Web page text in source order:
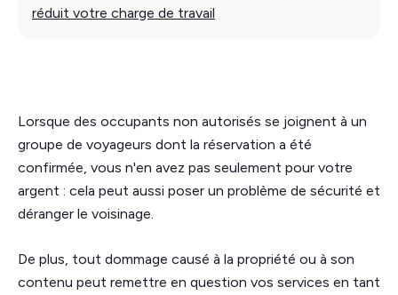
réduit votre charge de travail
Lorsque des occupants non autorisés se joignent à un
groupe de voyageurs dont la réservation a été
confirmée, vous n'en avez pas seulement pour votre
argent : cela peut aussi poser un problème de sécurité et
déranger le voisinage.
De plus, tout dommage causé à la propriété ou à son
contenu peut remettre en question vos services en tant